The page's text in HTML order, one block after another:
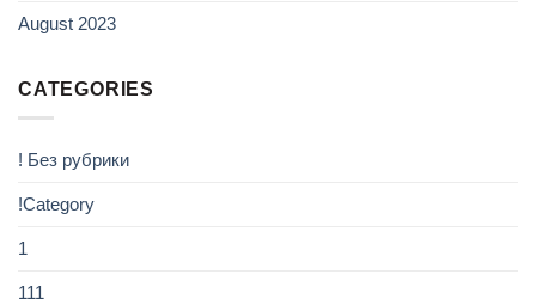
August 2023
CATEGORIES
! Без рубрики
!Category
1
111